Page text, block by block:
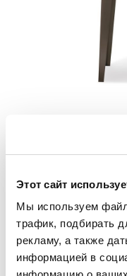
Этот сайт
Мы используем
трафик, подбирать
рекламу, а также
информацией в
Деревянный
глянцевый/матовый
глянцевое корневище
Деревянные створки,
Loro Piana Interiors по
Внутри покрыт
стеклянной полкой и